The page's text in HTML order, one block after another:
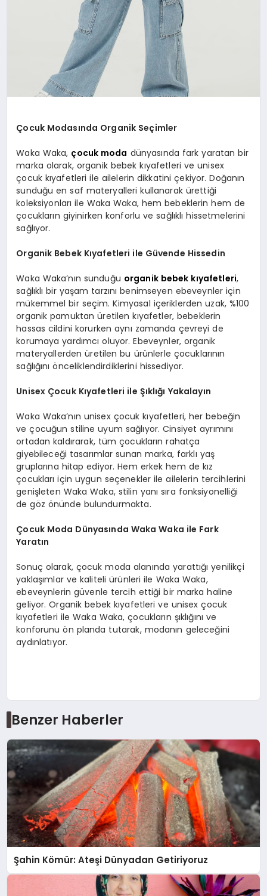
Çocuk Modasında Organik Seçimler
Waka Waka, çocuk moda dünyasında fark yaratan bir
marka olarak, organik bebek kıyafetleri ve unisex
çocuk kıyafetleri ile ailelerin dikkatini çekiyor. Doğanın
sunduğu en saf materyalleri kullanarak ürettiği
koleksiyonları ile Waka Waka, hem bebeklerin hem de
çocukların giyinirken konforlu ve sağlıklı hissetmelerini
sağlıyor.
Organik Bebek Kıyafetleri ile Güvende Hissedin
Waka Waka’nın sunduğu organik bebek kıyafetleri,
sağlıklı bir yaşam tarzını benimseyen ebeveynler için
mükemmel bir seçim. Kimyasal içeriklerden uzak, %100
organik pamuktan üretilen kıyafetler, bebeklerin
hassas cildini korurken aynı zamanda çevreyi de
korumaya yardımcı oluyor. Ebeveynler, organik
materyallerden üretilen bu ürünlerle çocuklarının
sağlığını önceliklendirdiklerini hissediyor.
Unisex Çocuk Kıyafetleri ile Şıklığı Yakalayın
Waka Waka’nın unisex çocuk kıyafetleri, her bebeğin
ve çocuğun stiline uyum sağlıyor. Cinsiyet ayrımını
ortadan kaldırarak, tüm çocukların rahatça
giyebileceği tasarımlar sunan marka, farklı yaş
gruplarına hitap ediyor. Hem erkek hem de kız
çocukları için uygun seçenekler ile ailelerin tercihlerini
genişleten Waka Waka, stilin yanı sıra fonksiyonelliği
de göz önünde bulundurmakta.
Çocuk Moda Dünyasında Waka Waka ile Fark
Yaratın
Sonuç olarak, çocuk moda alanında yarattığı yenilikçi
yaklaşımlar ve kaliteli ürünleri ile Waka Waka,
ebeveynlerin güvenle tercih ettiği bir marka haline
geliyor. Organik bebek kıyafetleri ve unisex çocuk
kıyafetleri ile Waka Waka, çocukların şıklığını ve
konforunu ön planda tutarak, modanın geleceğini
aydınlatıyor.
Benzer Haberler
Şahin Kömür: Ateşi Dünyadan Getiriyoruz